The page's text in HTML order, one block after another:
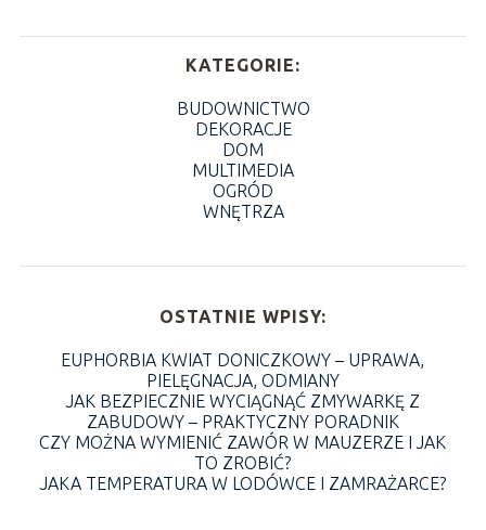
KATEGORIE:
BUDOWNICTWO
DEKORACJE
DOM
MULTIMEDIA
OGRÓD
WNĘTRZA
OSTATNIE WPISY:
EUPHORBIA KWIAT DONICZKOWY – UPRAWA,
PIELĘGNACJA, ODMIANY
JAK BEZPIECZNIE WYCIĄGNĄĆ ZMYWARKĘ Z
ZABUDOWY – PRAKTYCZNY PORADNIK
CZY MOŻNA WYMIENIĆ ZAWÓR W MAUZERZE I JAK
TO ZROBIĆ?
JAKA TEMPERATURA W LODÓWCE I ZAMRAŻARCE?